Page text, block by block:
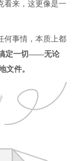
看来，这更像是一
何事情，本质上都
定一切——无论
文件。